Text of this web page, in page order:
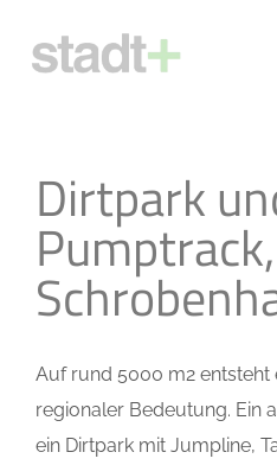
Dirtpark
Pumptrack,
Auf rund 5000 m2 entsteht
regionaler Bedeutung. Ein
ein Dirtpark mit Jumpline,